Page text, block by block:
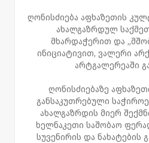
ღონისძიება აფხაზეთის
ახალგაზრდულ
მხარდაჭერით და
ინიციატივით, ვალერი
არტგალერეაში
ღონისძიებაზე
განსაკუთრებული
ახალგაზრდის მიერ
ხელნაკეთი საშობაო
სუვენირის და ნახატების